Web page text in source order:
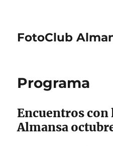
FotoClub
Programa
Encuentros
Almansa